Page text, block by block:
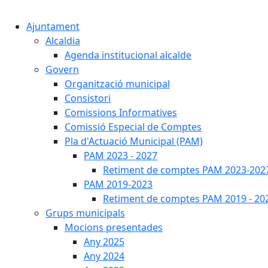
Ajuntament
Alcaldia
Agenda institucional alcalde
Govern
Organització municipal
Consistori
Comissions Informatives
Comissió Especial de Comptes
Pla d'Actuació Municipal (PAM)
PAM 2023 - 2027
Retiment de comptes PAM 2023-
PAM 2019-2023
Retiment de comptes PAM 2019 -
Grups municipals
Mocions presentades
Any 2025
Any 2024